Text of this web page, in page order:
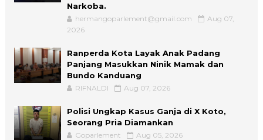
Narkoba.
hermangoparlement@gmail.com
Aug 07,
2026
Ranperda Kota Layak Anak Padang
Panjang Masukkan Ninik Mamak dan
Bundo Kanduang
RIFNALDI Aug 07, 2026
Polisi Ungkap Kasus Ganja di X Koto,
Seorang Pria Diamankan
Goparlement Aug 05, 2026